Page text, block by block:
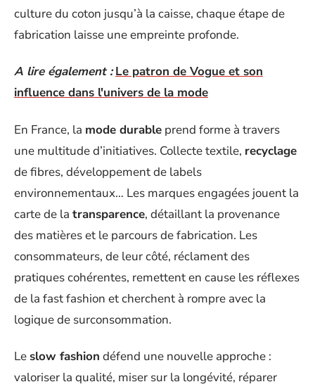
culture du coton jusqu’à la caisse, chaque étape de
fabrication laisse une empreinte profonde.
A lire également : Le patron de Vogue et son
influence dans l'univers de la mode
En France, la mode durable prend forme à travers
une multitude d’initiatives. Collecte textile, recyclage
de fibres, développement de labels
environnementaux… Les marques engagées jouent la
carte de la transparence, détaillant la provenance
des matières et le parcours de fabrication. Les
consommateurs, de leur côté, réclament des
pratiques cohérentes, remettent en cause les réflexes
de la fast fashion et cherchent à rompre avec la
logique de surconsommation.
Le slow fashion défend une nouvelle approche :
valoriser la qualité, miser sur la longévité, réparer